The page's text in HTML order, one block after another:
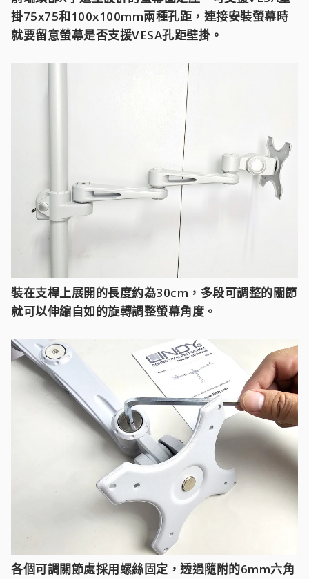
掛75x75和100x100mm兩種孔距，連接安裝螢幕時
就要留意螢幕是否支援VESA孔距壁掛。
裝在支桿上展開的長度約為30cm，多段可調整的關節
就可以伸縮自如的旋轉調整螢幕角度。
各個可調關節處採用螺絲固定，透過隨附的6mm六角